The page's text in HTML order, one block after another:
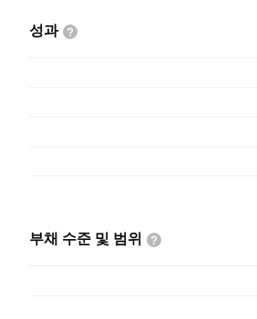
성과
부채 수준 및 범위